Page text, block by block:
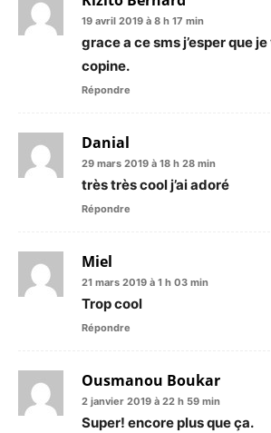
19 avril 2019 à 8 h 17 min
grace a ce sms j’esper que
copine.
Répondre
Danial
29 mars 2019 à 18 h 28 min
très très cool j’ai adoré
Répondre
Miel
21 mars 2019 à 1 h 03 min
Trop cool
Répondre
Ousmanou Boukar
2 janvier 2019 à 22 h 59 min
Super! encore plus que ça.